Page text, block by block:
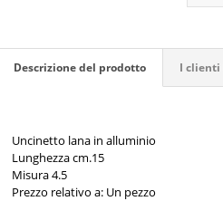
Descrizione del prodotto I clienti
Uncinetto lana in alluminio
Lunghezza cm.15
Misura 4.5
Prezzo relativo a: Un pezzo